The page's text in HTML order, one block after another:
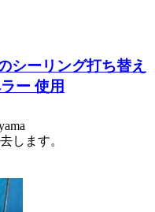
シーリング打ち替え
ー 使用
します。